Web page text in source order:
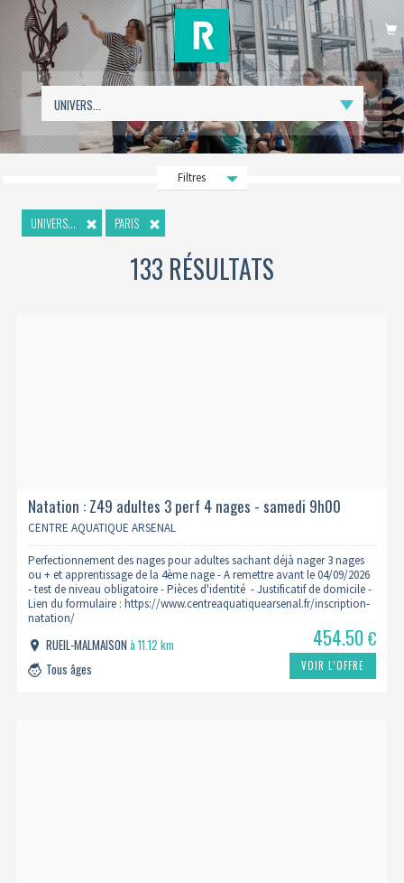
Filtres
UNIVERS... PARIS
133 RÉSULTATS
Natation : Z49 adultes 3 perf 4 nages - samedi 9h00
2026/2027
CENTRE AQUATIQUE ARSENAL
Perfectionnement des nages pour adultes sachant déjà nager 3 nages
ou + et apprentissage de la 4ème nage - A remettre avant le 04/09/2026
- test de niveau obligatoire - Pièces d'identité - Justificatif de domicile -
Lien du formulaire : https://www.centreaquatiquearsenal.fr/inscription-
natation/
RUEIL-MALMAISONà 11.12 km
Tous âges
454.50€
VOIR L’OFFRE